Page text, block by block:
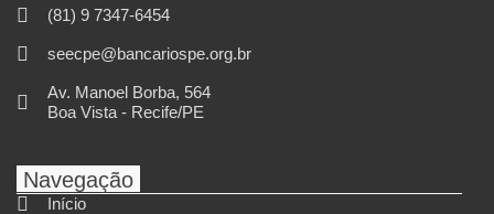
(81) 9 7347-6454
seecpe@bancariospe.org.br
Av. Manoel Borba, 564
Boa Vista - Recife/PE
Navegação
Início